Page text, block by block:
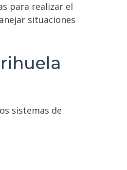
para realizar el
situaciones
sistemas de